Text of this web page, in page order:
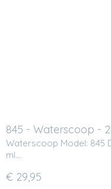
845 - Waterscoop -
Waterscoop Model: 845
ml…
€ 29,95